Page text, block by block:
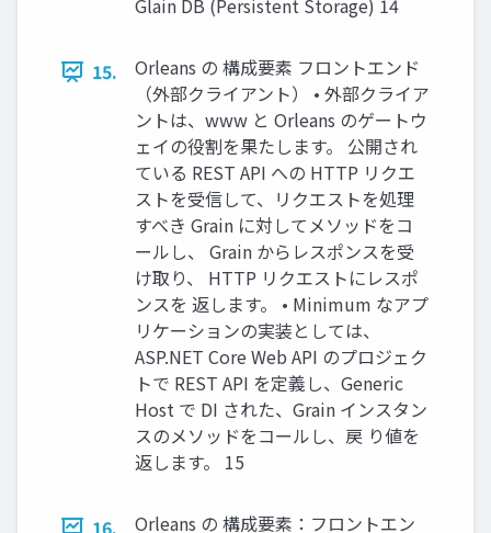
Glain DB (Persistent Storage) 14
15.
Orleans の 構成要素 フロントエンド
（外部クライアント） • 外部クライア
ントは、www と Orleans のゲートウ
ェイの役割を果たします。 公開され
ている REST API への HTTP リクエ
ストを受信して、リクエストを処理
すべき Grain に対してメソッドをコ
ールし、 Grain からレスポンスを受
け取り、 HTTP リクエストにレスポ
ンスを 返します。 • Minimum なアプ
リケーションの実装としては、
ASP.NET Core Web API のプロジェク
トで REST API を定義し、Generic
Host で DI された、Grain インスタン
スのメソッドをコールし、戻 り値を
返します。 15
Orleans の 構成要素：フロントエン